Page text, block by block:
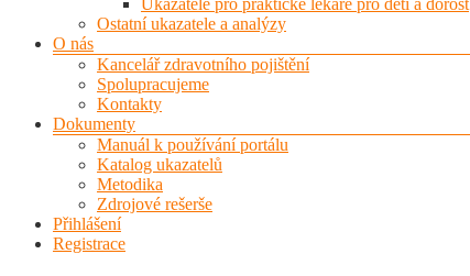
Ukazatele pro praktické lékaře pro děti a dorost
Ostatní ukazatele a analýzy
O nás
Kancelář zdravotního pojištění
Spolupracujeme
Kontakty
Dokumenty
Manuál k používání portálu
Katalog ukazatelů
Metodika
Zdrojové rešerše
Přihlášení
Registrace